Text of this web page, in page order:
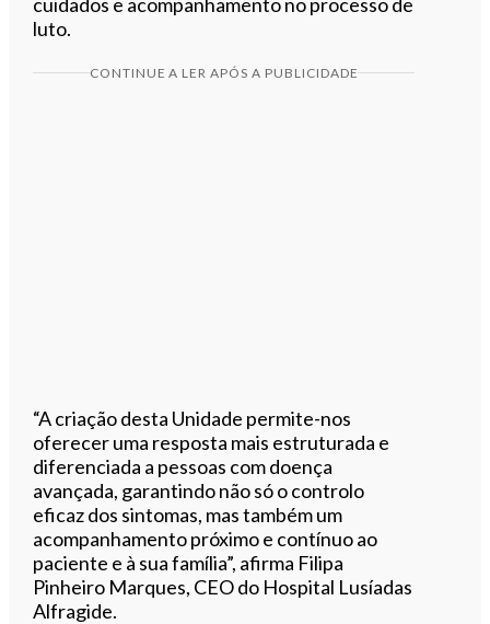
luto.
CONTINUE A LER APÓS A PUBLICIDADE
“A criação desta Unidade permite-nos
oferecer uma resposta mais estruturada e
diferenciada a pessoas com doença
avançada, garantindo não só o controlo
eficaz dos sintomas, mas também um
acompanhamento próximo e contínuo ao
paciente e à sua família”, afirma Filipa
Pinheiro Marques, CEO do Hospital Lusíadas
Alfragide.